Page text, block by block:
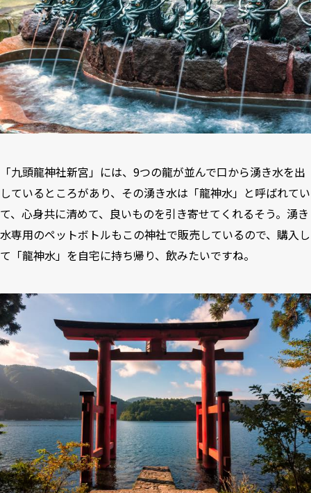
「九頭龍神社新宮」には、9つの龍が並んで口から湧き水を出
しているところがあり、その湧き水は「龍神水」と呼ばれてい
て、心身共に清めて、良いものを引き寄せてくれるそう。湧き
水専用のペットボトルもこの神社で販売しているので、購入し
て「龍神水」を自宅に持ち帰り、飲みたいですね。